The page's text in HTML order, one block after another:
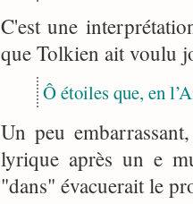
C'est une
que Tolkien ait voulu
Ô étoiles que, en
Un peu
lyrique après un e
"dans" évacuerait le